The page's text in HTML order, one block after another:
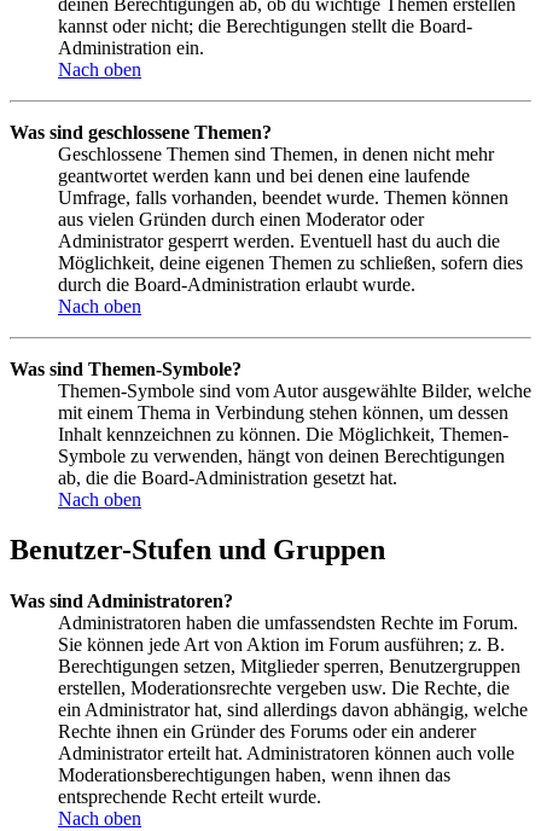
kannst oder nicht; die Berechtigungen stellt die Board-
Administration ein.
Nach oben
Was sind geschlossene Themen?
Geschlossene Themen sind Themen, in denen nicht mehr
geantwortet werden kann und bei denen eine laufende
Umfrage, falls vorhanden, beendet wurde. Themen können
aus vielen Gründen durch einen Moderator oder
Administrator gesperrt werden. Eventuell hast du auch die
Möglichkeit, deine eigenen Themen zu schließen, sofern dies
durch die Board-Administration erlaubt wurde.
Nach oben
Was sind Themen-Symbole?
Themen-Symbole sind vom Autor ausgewählte Bilder, welche
mit einem Thema in Verbindung stehen können, um dessen
Inhalt kennzeichnen zu können. Die Möglichkeit, Themen-
Symbole zu verwenden, hängt von deinen Berechtigungen
ab, die die Board-Administration gesetzt hat.
Nach oben
Benutzer-Stufen und Gruppen
Was sind Administratoren?
Administratoren haben die umfassendsten Rechte im Forum.
Sie können jede Art von Aktion im Forum ausführen; z. B.
Berechtigungen setzen, Mitglieder sperren, Benutzergruppen
erstellen, Moderationsrechte vergeben usw. Die Rechte, die
ein Administrator hat, sind allerdings davon abhängig, welche
Rechte ihnen ein Gründer des Forums oder ein anderer
Administrator erteilt hat. Administratoren können auch volle
Moderationsberechtigungen haben, wenn ihnen das
entsprechende Recht erteilt wurde.
Nach oben